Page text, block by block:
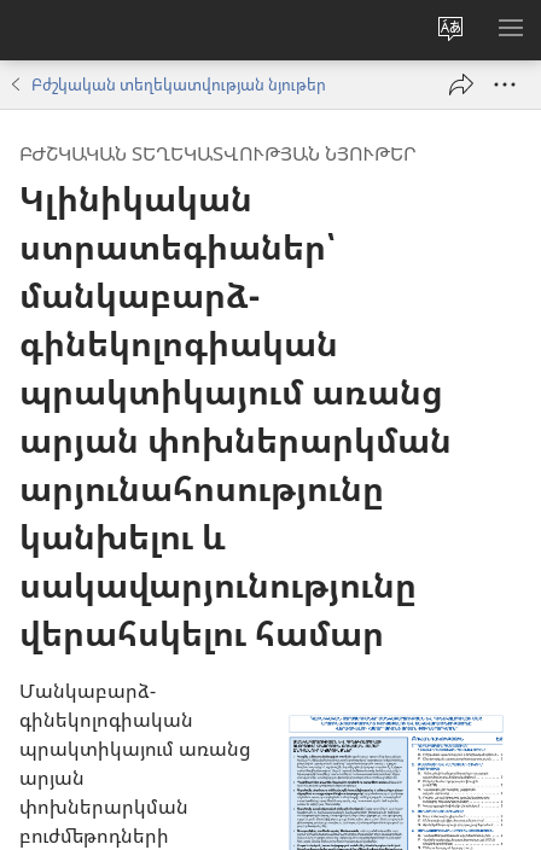
Փոխել
կայքի
լեզուն
Բժշկական տեղեկատվության նյութեր
ԲԺՇԿԱԿԱՆ ՏԵՂԵԿԱՏՎՈՒԹՅԱՆ ՆՅՈՒԹԵՐ
Կլինիկական
ստրատեգիաներ՝
մանկաբարձ-
գինեկոլոգիական
պրակտիկայում առանց
արյան փոխներարկման
արյունահոսությունը
կանխելու և
սակավարյունությունը
վերահսկելու համար
Մանկաբարձ-
գինեկոլոգիական
պրակտիկայում առանց
արյան
փոխներարկման
բուժմեթոդների